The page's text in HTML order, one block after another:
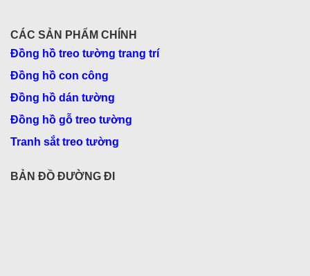
CÁC SẢN PHẨM CHÍNH
Đồng hồ treo tường trang trí
Đồng hồ con công
Đồng hồ dán tường
Đồng hồ gỗ treo tường
Tranh sắt treo tường
BẢN ĐỒ ĐƯỜNG ĐI